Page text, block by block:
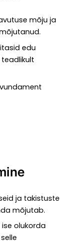
mõju ja
edu
ja takistuste
mõjutab.
olukorda